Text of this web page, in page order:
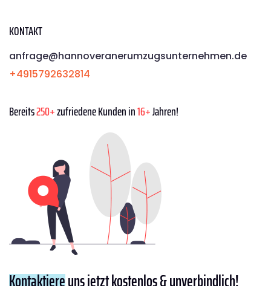
KONTAKT
anfrage@hannoveranerumzugsunternehmen.de
+4915792632814
Bereits250+zufriedene Kunden in16+Jahren!